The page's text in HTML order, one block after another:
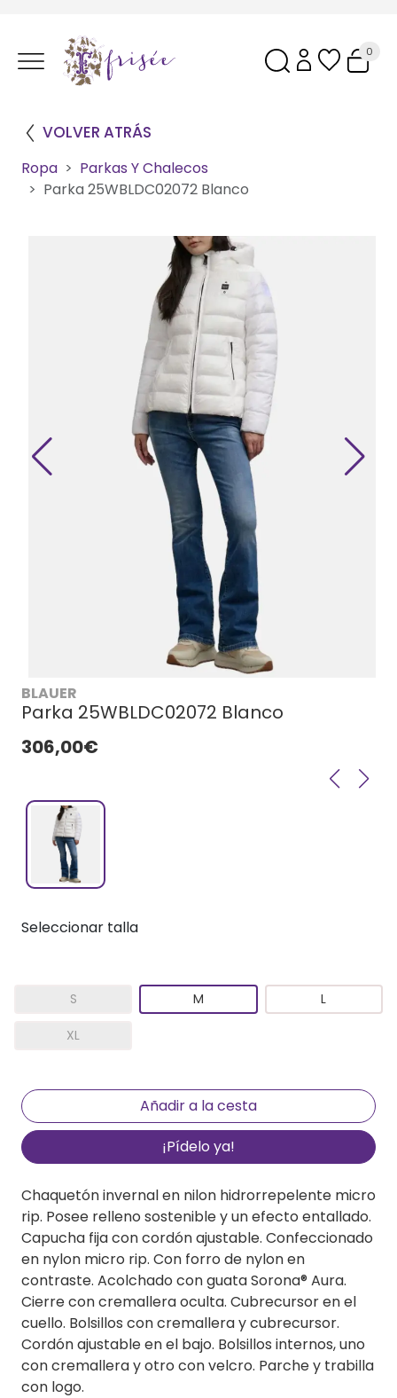
0
VOLVER ATRÁS
Ropa
Parkas Y Chalecos
Parka 25WBLDC02072 Blanco
BLAUER
Parka 25WBLDC02072 Blanco
306,00€
Seleccionar talla
S M L
XL
¡Pídelo ya!
Chaquetón invernal en nilon hidrorrepelente micro
rip. Posee relleno sostenible y un efecto entallado.
Capucha fija con cordón ajustable. Confeccionado
en nylon micro rip. Con forro de nylon en
contraste. Acolchado con guata Sorona® Aura.
Cierre con cremallera oculta. Cubrecursor en el
cuello. Bolsillos con cremallera y cubrecursor.
Cordón ajustable en el bajo. Bolsillos internos, uno
con cremallera y otro con velcro. Parche y trabilla
con logo.